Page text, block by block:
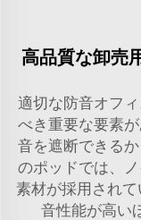
高品質な卸売
適切な防音オフ
べき重要な要素
音を遮断できる
のポッドでは、
素材が採用され
音性能が高い